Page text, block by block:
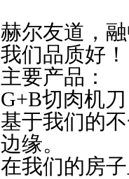
赫尔友道，
我们品质好！
主要产品：
G+B切肉机刀
基于我们的
边缘。
在我们的房